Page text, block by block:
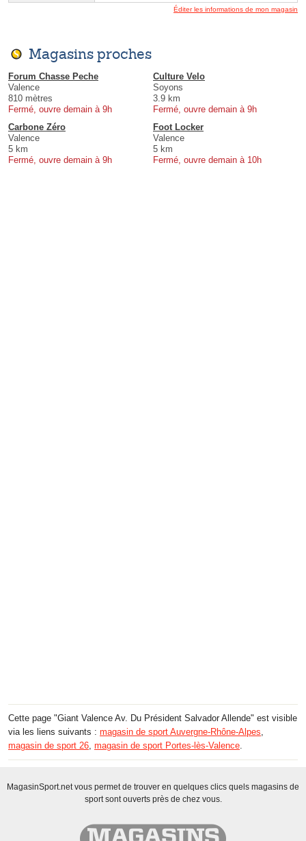
Éditer les informations de mon magasin
Magasins proches
Forum Chasse Peche
Valence
810 mètres
Fermé, ouvre demain à 9h
Culture Velo
Soyons
3.9 km
Fermé, ouvre demain à 9h
Carbone Zéro
Valence
5 km
Fermé, ouvre demain à 9h
Foot Locker
Valence
5 km
Fermé, ouvre demain à 10h
Cette page "Giant Valence Av. Du Président Salvador Allende" est visible
via les liens suivants : magasin de sport Auvergne-Rhône-Alpes
magasin de sport 26 magasin de sport Portes-lès-Valence
MagasinSport.net vous permet de trouver en quelques clics quels magasins de
sport sont ouverts près de chez vous.